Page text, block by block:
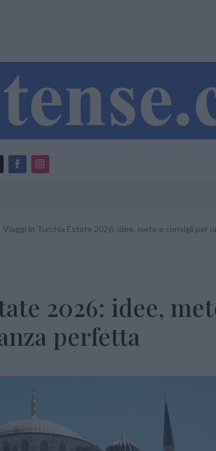
Viaggi in Turchia Estate 2026: idee, mete e consigli per
2026: idee,
perfetta